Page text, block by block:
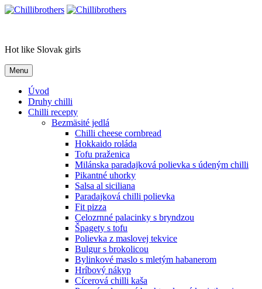
Skip
Hot like Slovak girls
Menu
Úvod
Druhy chilli
Chilli recepty
Bezmäsité jedlá
Chilli cheese cornbread
Hokkaido roláda
Tofu praženica
Milánska paradajková polievka s údeným chilli
Pikantné uhorky
Salsa al siciliana
Paradajková chilli polievka
Fit pizza
Celozrnné palacinky s bryndzou
Špagety s tofu
Polievka z maslovej tekvice
Bulgur s brokolicou
Bylinkové maslo s mletým habanerom
Hríbový nákyp
Cícerová chilli kaša